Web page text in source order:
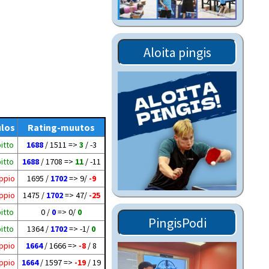
Rating-muutos
1688/ 1511 => 3 / -3
1688/ 1708 => 11/ -11
1695 / 1702=> 9/ -9
1475 / 1702=> 47/ -25
0 / 0=> 0/ 0
1364 / 1702=> -1/ 0
1664/ 1666 => -8 / 8
1664/ 1597 => -19 / 19
Aloita pingis
PingisPodi